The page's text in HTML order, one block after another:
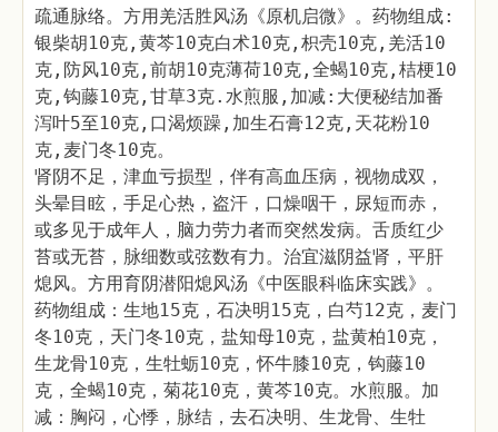
疏通脉络。方用羌活胜风汤《原机启微》。药物组成:
银柴胡10克,黄芩10克白术10克,枳壳10克,羌活10
克,防风10克,前胡10克薄荷10克,全蝎10克,桔梗10
克,钩藤10克,甘草3克.水煎服,加减:大便秘结加番
泻叶5至10克,口渴烦躁,加生石膏12克,天花粉10
克,麦门冬10克。
肾阴不足，津血亏损型，伴有高血压病，视物成双，
头晕目眩，手足心热，盗汗，口燥咽干，尿短而赤，
或多见于成年人，脑力劳力者而突然发病。舌质红少
苔或无苔，脉细数或弦数有力。治宜滋阴益肾，平肝
熄风。方用育阴潜阳熄风汤《中医眼科临床实践》。
药物组成：生地15克，石决明15克，白芍12克，麦门
冬10克，天门冬10克，盐知母10克，盐黄柏10克，
生龙骨10克，生牡蛎10克，怀牛膝10克，钩藤10
克，全蝎10克，菊花10克，黄芩10克。水煎服。加
减：胸闷，心悸，脉结，去石决明、生龙骨、生牡